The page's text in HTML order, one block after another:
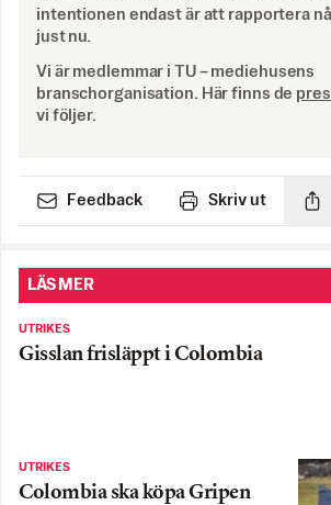
intentionen endast är att rapportera
just nu.
Vi är medlemmar i TU – mediehusens
branschorganisation. Här finns de
vi följer.
Feedback Skriv ut
LÄS MER
UTRIKES
Gisslan frisläppt i Colombia
UTRIKES
Colombia ska köpa Gripen